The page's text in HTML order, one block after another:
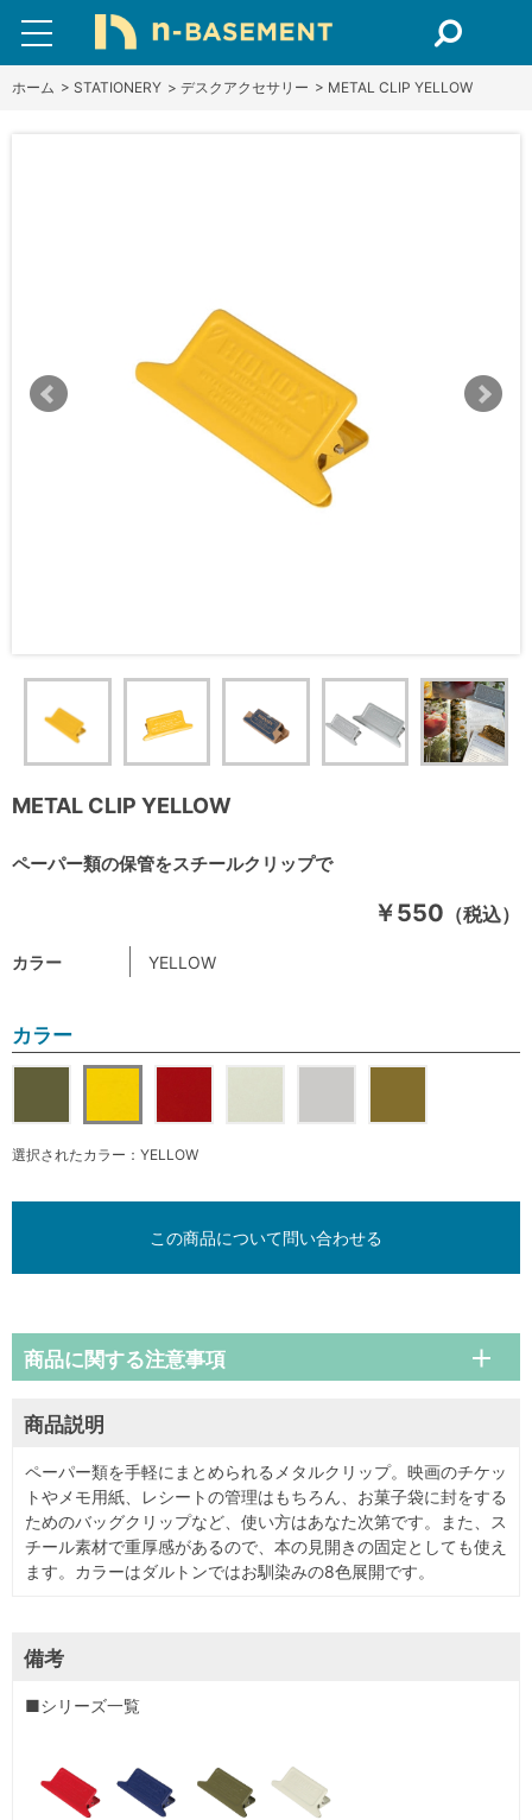
ホーム > STATIONERY > デスクアクセサリー > METAL CLIP YELLOW
METAL CLIP YELLOW
ペーパー類の保管をスチールクリップで
￥550 （税込）
カラー YELLOW
カラー
選択されたカラー：YELLOW
この商品について問い合わせる
商品説明
ペーパー類を手軽にまとめられるメタルクリップ。映画のチケッ
トやメモ用紙、レシートの管理はもちろん、お菓子袋に封をする
ためのバッグクリップなど、使い方はあなた次第です。また、ス
チール素材で重厚感があるので、本の見開きの固定としても使え
ます。カラーはダルトンではお馴染みの8色展開です。
商品に関する注意事項
備考
■シリーズ一覧